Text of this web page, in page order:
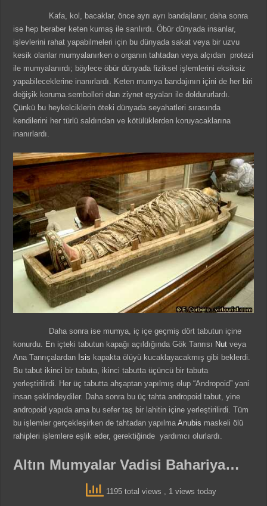
Kafa, kol, bacaklar, önce ayrı ayrı bandajlanır, daha sonra
ise hep beraber keten kumaş ile sarılırdı. Öbür dünyada insanlar,
işlevlerini rahat yapabilmeleri için bu dünyada sakat veya bir uzvu
kesik olanlar mumyalanırken o organın tahtadan veya alçıdan protezi
ile mumyalanırdı; böylece öbür dünyada fiziksel işlemlerini eksiksiz
yapabileceklerine inanırlardı. Keten mumya bandajının içini de her biri
değişik koruma sembolleri olan ziynet eşyaları ile doldururlardı.
Çünkü bu heykelciklerin öteki dünyada seyahatleri sırasında
kendilerini her türlü saldırıdan ve kötülüklerden koruyacaklarına
inanırlardı.
Daha sonra ise mumya, iç içe geçmiş dört tabutun içine
konurdu. En içteki tabutun kapağı açıldığında Gök Tanrısı Nut veya
Ana Tanrıçalardan İsis kapakta ölüyü kucaklayacakmış gibi beklerdi.
Bu tabut ikinci bir tabuta, ikinci tabutta üçüncü bir tabuta
yerleştirilirdi. Her üç tabutta ahşaptan yapılmış olup “Andropoid” yani
insan şeklindeydiler. Daha sonra bu üç tahta andropoid tabut, yine
andropoid yapıda ama bu sefer taş bir lahitin içine yerleştirilirdi. Tüm
bu işlemler gerçekleşirken de tahtadan yapılmaAnubis maskeli ölü
rahipleri işlemlere eşlik eder, gerektiğinde yardımcı olurlardı.
Altın Mumyalar Vadisi Bahariya…
1195 total views , 1 views today